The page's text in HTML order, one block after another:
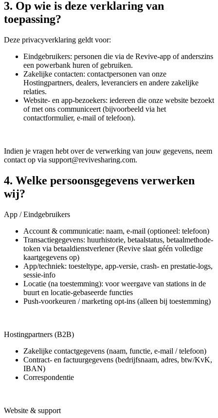
3. Op wie is deze verklaring van
toepassing?
Deze privacyverklaring geldt voor:
Eindgebruikers: personen die via de Revive-app of anderszins
een powerbank huren of gebruiken.
Zakelijke contacten: contactpersonen van onze
Hostingpartners, dealers, leveranciers en andere zakelijke
relaties.
Website- en app-bezoekers: iedereen die onze website bezoekt
of met ons communiceert (bijvoorbeeld via het
contactformulier, e-mail of telefoon).
Indien je vragen hebt over de verwerking van jouw gegevens, neem
contact op via support@revivesharing.com.
4. Welke persoonsgegevens verwerken
wij?
App / Eindgebruikers
Account & communicatie: naam, e-mail (optioneel: telefoon)
Transactiegegevens: huurhistorie, betaalstatus, betaalmethode-
token via betaaldienstverlener (Revive slaat géén volledige
kaartgegevens op)
App/techniek: toesteltype, app-versie, crash- en prestatie-logs,
sessie-info
Locatie (na toestemming): voor weergave van stations in de
buurt en locatie-gebaseerde functies
Push-voorkeuren / marketing opt-ins (alleen bij toestemming)
Hostingpartners (B2B)
Zakelijke contactgegevens (naam, functie, e-mail / telefoon)
Contract- en factuurgegevens (bedrijfsnaam, adres, btw/KvK,
IBAN)
Correspondentie
Website & support